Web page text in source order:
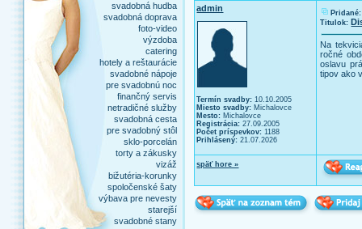
svadobná hudba
svadobná doprava
foto-video
výzdoba
catering
hotely a reštaurácie
svadobné nápoje
pre svadobnú noc
finančný servis
netradičné služby
svadobná cesta
pre svadobný stôl
sklo-porcelán
torty a zákusky
vizáž
bižutéria-korunky
spoločenské šaty
výbava pre nevesty
starejší
svadobné stany
admin
Termín svadby: 10.10.2005
Miesto svadby: Michalovce
Mesto: Michalovce
Registrácia: 27.09.2005
Počet príspevkov: 1188
Prihlásený: 21.07.2026
Pridané:
Titulok:
Na
ročné
oslavu
tipov ako
späť hore »